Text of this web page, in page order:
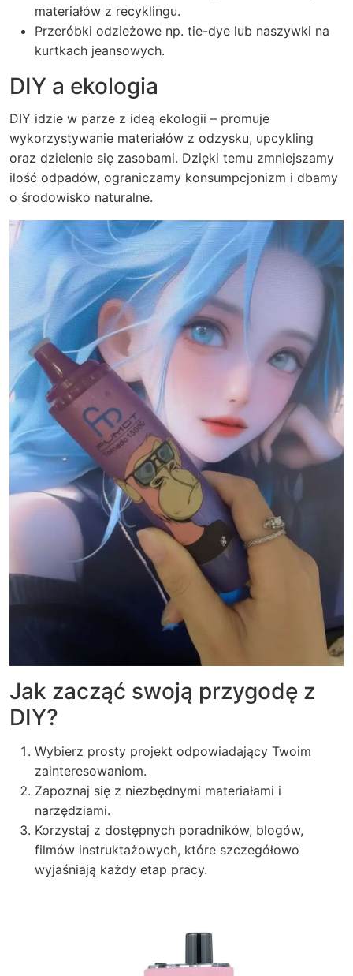
materiałów z recyklingu.
Przeróbki odzieżowe np. tie-dye lub naszywki na
kurtkach jeansowych.
DIY a ekologia
DIY idzie w parze z ideą ekologii – promuje
wykorzystywanie materiałów z odzysku, upcykling
oraz dzielenie się zasobami. Dzięki temu zmniejszamy
ilość odpadów, ograniczamy konsumpcjonizm i dbamy
o środowisko naturalne.
Jak zacząć swoją przygodę z
DIY?
Wybierz prosty projekt odpowiadający Twoim
zainteresowaniom.
Zapoznaj się z niezbędnymi materiałami i
narzędziami.
Korzystaj z dostępnych poradników, blogów,
filmów instruktażowych, które szczegółowo
wyjaśniają każdy etap pracy.